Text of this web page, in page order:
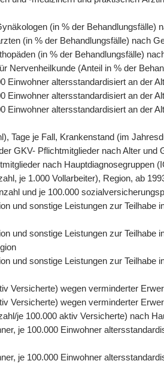
(in % der Behandlungsfälle)
(in % der Behandlungsfälle) nach
(in % der Behandlungsfälle)
Nervenheilkunde (Anteil in % der
Einwohner altersstandardisiert an der
Einwohner altersstandardisiert an der
Einwohner altersstandardisiert an der
Tage je Fall, Krankenstand (im
GKV- Pflichtmitglieder nach Alter und
nach Hauptdiagnosegruppen
je 1.000 Vollarbeiter), Region, ab
und je 100.000
und sonstige Leistungen zur
und sonstige Leistungen zur
und sonstige Leistungen zur
Versicherte) wegen verminderter
Versicherte) wegen verminderter
je 100.000 aktiv Versicherte) nach
je 100.000 Einwohner
je 100.000 Einwohner